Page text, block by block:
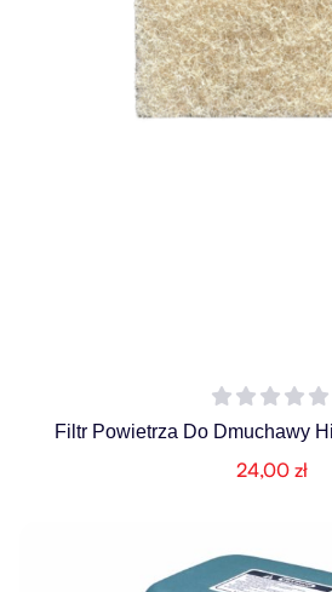
Filtr Powietrza Do Dmuchawy
24,00 zł